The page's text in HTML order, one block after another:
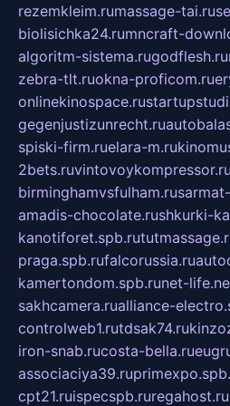
rezemkleim.rumassage-tai.ru
biolisichka24.rumncraft-
algoritm-sistema.rugodflesh.ru
zebra-tlt.ruokna-proficom.ru
onlinekinospace.ru
gegenjustizunrecht.ru
spiski-firm.ruelara-m.ru
2bets.ruvintovoykompressor.ru
birminghamvsfulham.ru
amadis-chocolate.rushkurki-
kanotiforet.spb.ru
praga.spb.rufalcorussia.ru
kamertondom.spb.runet-
sakhcamera.rualliance-
controlweb1.rutdsak74.ru
iron-snab.rucosta-bella.ru
associaciya39.ru
cpt21.ruispecspb.ruregahost.ru